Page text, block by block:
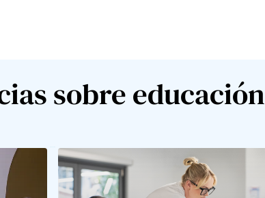
sobre educación